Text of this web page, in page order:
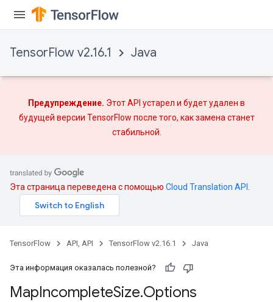
TensorFlow v2.16.1 Java
Предупреждение. Этот API устарел и будет удален в
будущей версии TensorFlow после того, какзамена станет
стабильной.
Эта страница переведена с помощью Cloud Translation API
TensorFlow API, API TensorFlow v2.16.1 Java
Эта информация оказалась полезной?
MapIncompleteSize.Options